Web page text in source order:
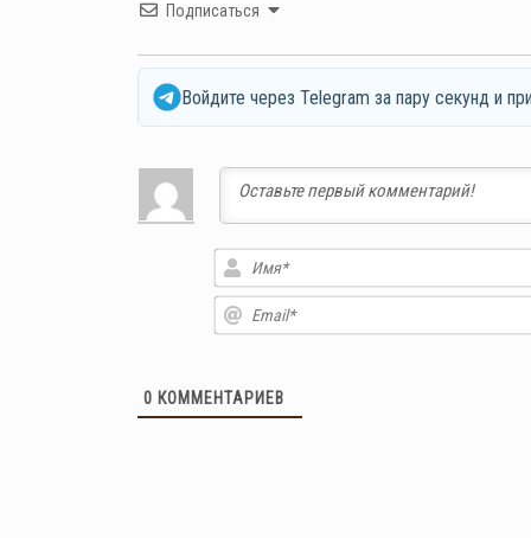
Подписаться
Войдите через Telegram за пару секунд и
0 КОММЕНТАРИЕВ